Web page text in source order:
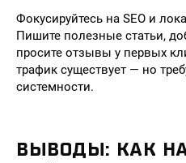
Фокусируйтесь на SEO и
Пишите полезные статьи,
просите отзывы у первых
трафик существует — но
системности.
ВЫВОДЫ: КАК